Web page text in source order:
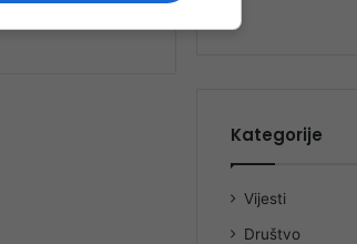
Kategorije
Vijesti
Društvo